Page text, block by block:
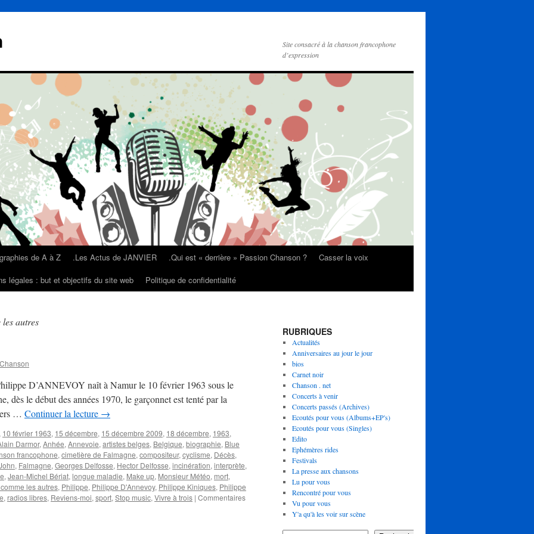
Site consacré à la chanson francophone
d’expression
de A à Z .Les Actus de JANVIER .Qui est « derrière » Passion Chanson ?
Casser la voix
légales : but et objectifs du site web Politique de confidentialité
les autres
D’ANNEVOY naît à Namur le 10 février 1963 sous le
dès le début des années 1970, le garçonnet est tenté par la
… Continuer la lecture →
10 février 1963, 15 décembre, 15 décembre 2009, 18 décembre, 1963,
Darmor, Anhée, Annevoie, artistes belges, Belgique, biographie, Blue
francophone, cimetière de Falmagne, compositeur, cyclisme, Décès,
, Falmagne, Georges Delfosse, Hector Delfosse, incinération, interprète,
, Jean-Michel Bériat, longue maladie, Make up, Monsieur Météo, mort,
les autres, Philippe, Philippe D'Annevoy, Philippe Kiniques, Philippe
, radios libres, Reviens-moi, sport, Stop music, Vivre à trois | Commentaires
RUBRIQUES
Actualités
Anniversaires au jour le jour
bios
Carnet noir
Chanson . net
Concerts à venir
Concerts passés (Archives)
Ecoutés pour vous (Albums+EP's)
Ecoutés pour vous (Singles)
Edito
Ephémères rides
Festivals
La presse aux chansons
Lu pour vous
Rencontré pour vous
Vu pour vous
Y'a qu'à les voir sur scène